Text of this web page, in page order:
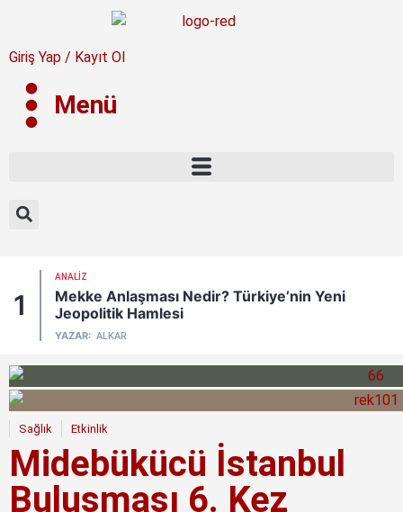
Giriş Yap / Kayıt Ol
Menü
1
ANALIZ
Mekke Anlaşması Nedir? Türkiye’nin Yeni
Jeopolitik Hamlesi
YAZAR: ALKAR
Sağlık Etkinlik
Midebükücü İstanbul
Buluşması 6. Kez